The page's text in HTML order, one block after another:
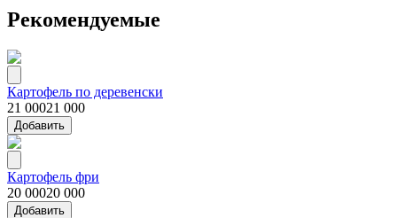
Рекомендуемые
Картофель по деревенски
21 00021 000
Добавить
Картофель фри
20 00020 000
Добавить